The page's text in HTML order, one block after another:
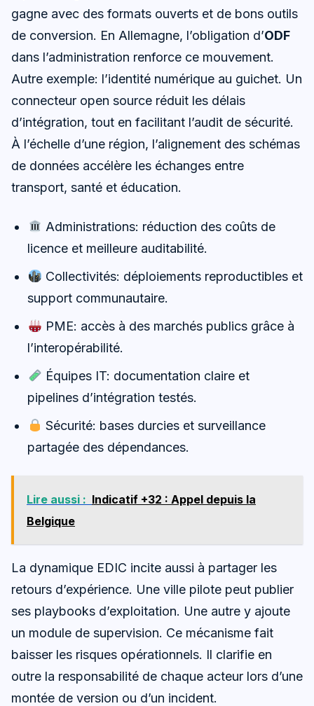
gagne avec des formats ouverts et de bons outils
de conversion. En Allemagne, l’obligation d’ODF
dans l’administration renforce ce mouvement.
Autre exemple: l’identité numérique au guichet. Un
connecteur open source réduit les délais
d’intégration, tout en facilitant l’audit de sécurité.
À l’échelle d’une région, l’alignement des schémas
de données accélère les échanges entre
transport, santé et éducation.
Administrations: réduction des coûts de
licence et meilleure auditabilité.
Collectivités: déploiements reproductibles et
support communautaire.
PME: accès à des marchés publics grâce à
l’interopérabilité.
Équipes IT: documentation claire et
pipelines d’intégration testés.
Sécurité: bases durcies et surveillance
partagée des dépendances.
Lire aussi : Indicatif +32 : Appel depuis la
Belgique
La dynamique EDIC incite aussi à partager les
retours d’expérience. Une ville pilote peut publier
ses playbooks d’exploitation. Une autre y ajoute
un module de supervision. Ce mécanisme fait
baisser les risques opérationnels. Il clarifie en
outre la responsabilité de chaque acteur lors d’une
montée de version ou d’un incident.